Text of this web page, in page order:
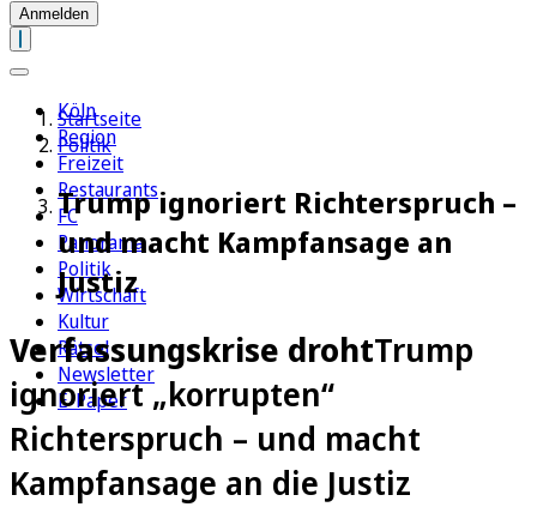
Anmelden
Köln
Region
Freizeit
Restaurants
FC
Panorama
Politik
Wirtschaft
Kultur
Rätsel
Newsletter
E-Paper
Startseite
Politik
Trump ignoriert Richterspruch –
und macht Kampfansage an
Justiz
Verfassungskrise drohtTrump
ignoriert „korrupten“
Richterspruch – und macht
Kampfansage an die Justiz